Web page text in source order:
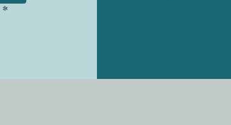
*